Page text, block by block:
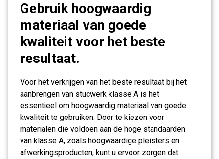
Gebruik hoogwaardig
materiaal van goede
kwaliteit voor het beste
resultaat.
Voor het verkrijgen van het beste resultaat bij het
aanbrengen van stucwerk klasse A is het
essentieel om hoogwaardig materiaal van goede
kwaliteit te gebruiken. Door te kiezen voor
materialen die voldoen aan de hoge standaarden
van klasse A, zoals hoogwaardige pleisters en
afwerkingsproducten, kunt u ervoor zorgen dat